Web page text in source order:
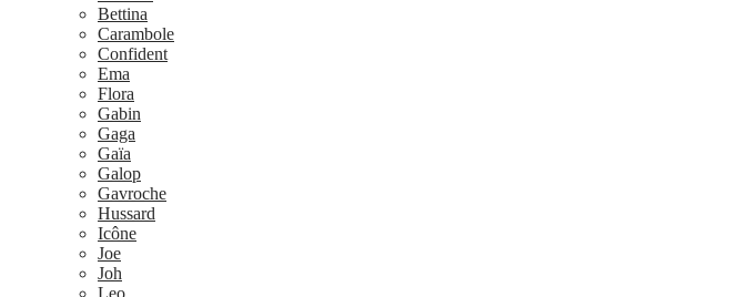
Bettina
Carambole
Confident
Ema
Flora
Gabin
Gaga
Gaïa
Galop
Gavroche
Hussard
Icône
Joe
Joh
Leo